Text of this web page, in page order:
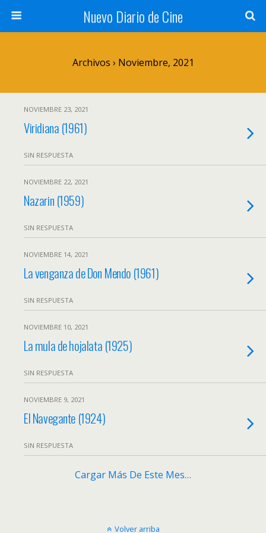
Nuevo Diario de Cine
Archivos › Noviembre, 2021
NOVIEMBRE 23, 2021
Viridiana (1961)
SIN RESPUESTA
NOVIEMBRE 22, 2021
Nazarin (1959)
SIN RESPUESTA
NOVIEMBRE 14, 2021
La venganza de Don Mendo (1961)
SIN RESPUESTA
NOVIEMBRE 10, 2021
La mula de hojalata (1925)
SIN RESPUESTA
NOVIEMBRE 9, 2021
El Navegante (1924)
SIN RESPUESTA
Cargar Más De Este Mes…
Volver arriba